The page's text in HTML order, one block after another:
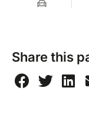
at the club,
to be born in
experimented
Share this